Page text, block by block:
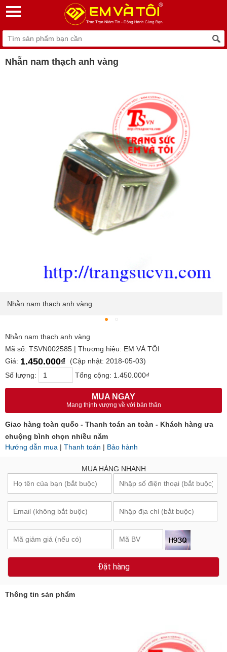
Nhẫn nam thạch anh vàng
Nhẫn nam thạch anh vàng
Nhẫn nam thạch anh vàng
Mã số: TSVN002585 | Thương hiệu: EM VÀ TÔI
Giá: 1.450.000₫
(Cập nhật: 2018-05-03)
Số lượng:
Tổng cộng: 1.450.000₫
MUA NGAY
Mang thịnh vượng về với bản thân
Giao hàng toàn quốc - Thanh toán an toàn - Khách hàng ưa
chuộng bình chọn nhiều năm
Hướng dẫn mua | Thanh toán | Bảo hành
MUA HÀNG NHANH
Đặt hàng
Thông tin sản phẩm